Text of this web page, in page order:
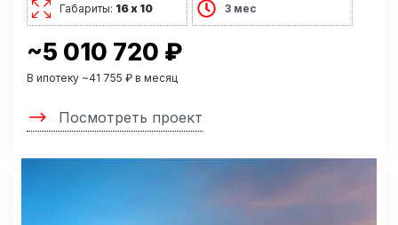
Габариты: 16 х 10 3 мес
~5 010 720 ₽
В ипотеку ~41 755 ₽ в месяц
Посмотреть проект